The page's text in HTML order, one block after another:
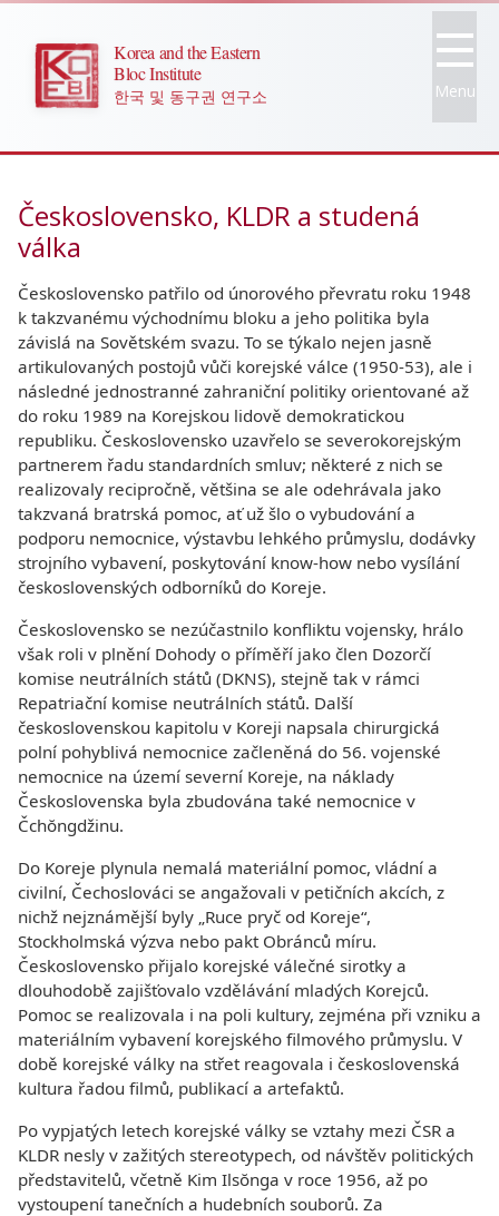
Korea and the Eastern
Bloc Institute
한국 및 동구권 연구소
Československo, KLDR a studená
válka
Československo patřilo od únorového převratu roku 1948
k takzvanému východnímu bloku a jeho politika byla
závislá na Sovětském svazu. To se týkalo nejen jasně
artikulovaných postojů vůči korejské válce (1950-53), ale i
následné jednostranné zahraniční politiky orientované až
do roku 1989 na Korejskou lidově demokratickou
republiku. Československo uzavřelo se severokorejským
partnerem řadu standardních smluv; některé z nich se
realizovaly recipročně, většina se ale odehrávala jako
takzvaná bratrská pomoc, ať už šlo o vybudování a
podporu nemocnice, výstavbu lehkého průmyslu, dodávky
strojního vybavení, poskytování know-how nebo vysílání
československých odborníků do Koreje.
Československo se nezúčastnilo konfliktu vojensky, hrálo
však roli v plnění Dohody o příměří jako člen Dozorčí
komise neutrálních států (DKNS), stejně tak v rámci
Repatriační komise neutrálních států. Další
československou kapitolu v Koreji napsala chirurgická
polní pohyblivá nemocnice začleněná do 56. vojenské
nemocnice na území severní Koreje, na náklady
Československa byla zbudována také nemocnice v
Čchŏngdžinu.
Do Koreje plynula nemalá materiální pomoc, vládní a
civilní, Čechoslováci se angažovali v petičních akcích, z
nichž nejznámější byly „Ruce pryč od Koreje“,
Stockholmská výzva nebo pakt Obránců míru.
Československo přijalo korejské válečné sirotky a
dlouhodobě zajišťovalo vzdělávání mladých Korejců.
Pomoc se realizovala i na poli kultury, zejména při vzniku a
materiálním vybavení korejského filmového průmyslu. V
době korejské války na střet reagovala i československá
kultura řadou filmů, publikací a artefaktů.
Po vypjatých letech korejské války se vztahy mezi ČSR a
KLDR nesly v zažitých stereotypech, od návštěv politických
představitelů, včetně Kim Ilsŏnga v roce 1956, až po
vystoupení tanečních a hudebních souborů. Za
Menu